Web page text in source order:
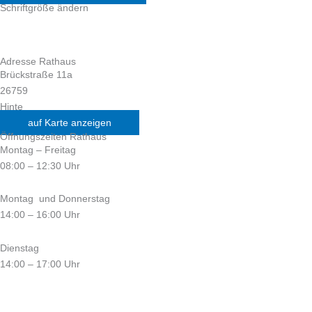
Schriftgröße ändern
Adresse Rathaus
Brückstraße 11a
26759
Hinte
auf Karte anzeigen
Öffnungszeiten Rathaus
Montag – Freitag
08:00 – 12:30 Uhr
Montag und Donnerstag
14:00 – 16:00 Uhr
Dienstag
14:00 – 17:00 Uhr